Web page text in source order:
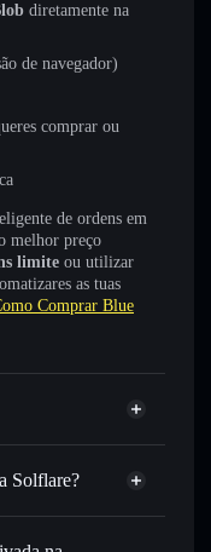
diretamente na
de navegador)
comprar ou
de ordens em
melhor preço
limite ou utilizar
as tuas
Comprar Blue
Solflare?
por SOL,